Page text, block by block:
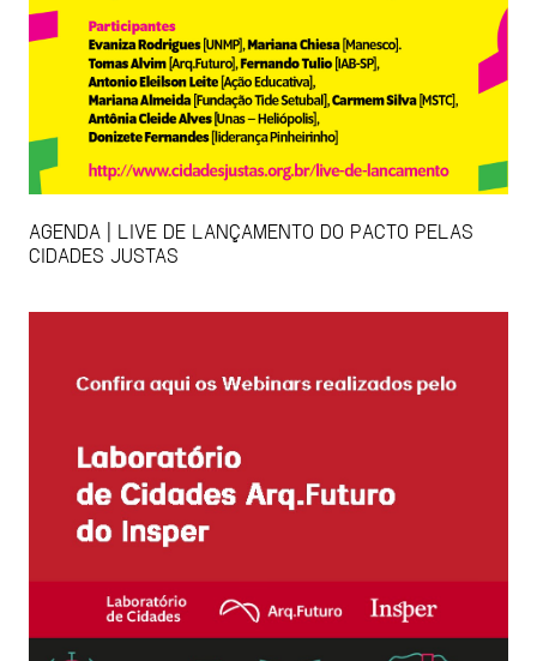
AGENDA | LIVE DE LANÇAMENTO DO PACTO PELAS
CIDADES JUSTAS